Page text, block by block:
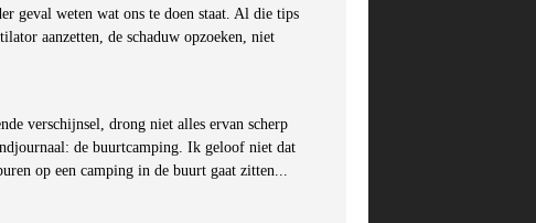
geval weten wat ons te doen staat. Al die tips
aanzetten, de schaduw opzoeken, niet
verschijnsel, drong niet alles ervan scherp
de buurtcamping. Ik geloof niet dat
op een camping in de buurt gaat zitten...